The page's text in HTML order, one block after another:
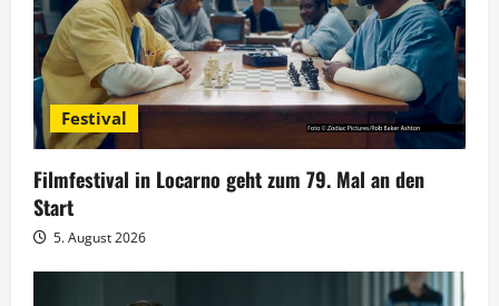
a
v
i
g
a
t
Festival
Filmfestival in Locarno geht zum 79. Mal an den
Start
5. August 2026